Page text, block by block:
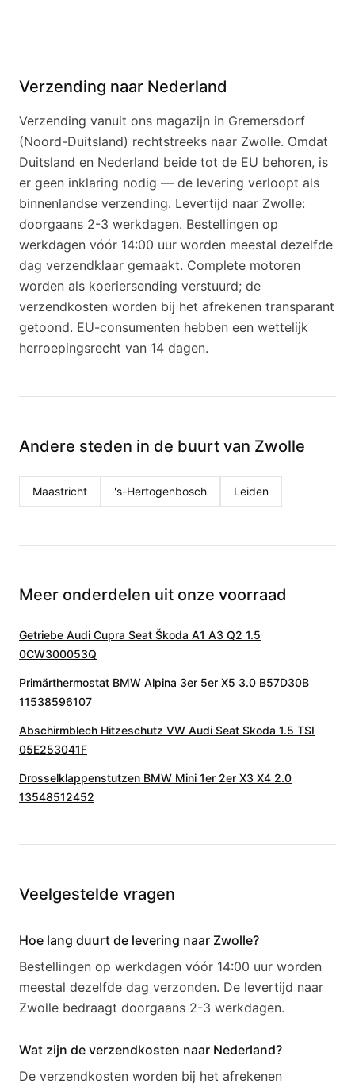
Verzending naar Nederland
Verzending vanuit ons magazijn in Gremersdorf
(Noord-Duitsland) rechtstreeks naar Zwolle. Omdat
Duitsland en Nederland beide tot de EU behoren, is
er geen inklaring nodig — de levering verloopt als
binnenlandse verzending. Levertijd naar Zwolle:
doorgaans 2-3 werkdagen. Bestellingen op
werkdagen vóór 14:00 uur worden meestal dezelfde
dag verzendklaar gemaakt. Complete motoren
worden als koeriersending verstuurd; de
verzendkosten worden bij het afrekenen transparant
getoond. EU-consumenten hebben een wettelijk
herroepingsrecht van 14 dagen.
Andere steden in de buurt van Zwolle
Maastricht 's-Hertogenbosch Leiden
Meer onderdelen uit onze voorraad
Getriebe Audi Cupra Seat Škoda A1 A3 Q2 1.5
0CW300053Q
Primärthermostat BMW Alpina 3er 5er X5 3.0 B57D30B
11538596107
Abschirmblech Hitzeschutz VW Audi Seat Skoda 1.5 TSI
05E253041F
Drosselklappenstutzen BMW Mini 1er 2er X3 X4 2.0
13548512452
Veelgestelde vragen
Hoe lang duurt de levering naar Zwolle?
Bestellingen op werkdagen vóór 14:00 uur worden
meestal dezelfde dag verzonden. De levertijd naar
Zwolle bedraagt doorgaans 2-3 werkdagen.
Wat zijn de verzendkosten naar Nederland?
De verzendkosten worden bij het afrekenen